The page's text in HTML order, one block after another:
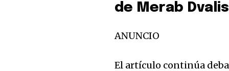
de Merab
ANUNCIO
El artículo continúa